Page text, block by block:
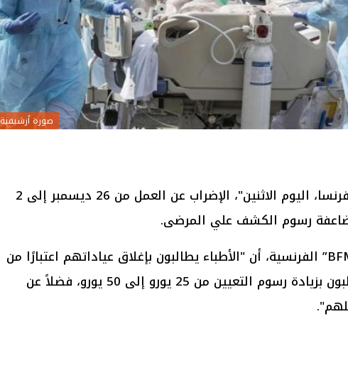
صورة أرشيفية
أعلن الأطباء في فرنسا، اليوم الاثنين"، الإضراب عن العمل من 26 ديسمبر إلى 2
رسوم الكشف علي المرضى.
وذكرت قناة “BFMTV” الفرنسية، أن "الأطباء يطالبون بإغلاق عياداتهم اعتبارًا من
يوم الاثنين، ويطالبون بزيادة رسوم التعيين من 25 يورو إلى 50 يورو، فضلاً عن